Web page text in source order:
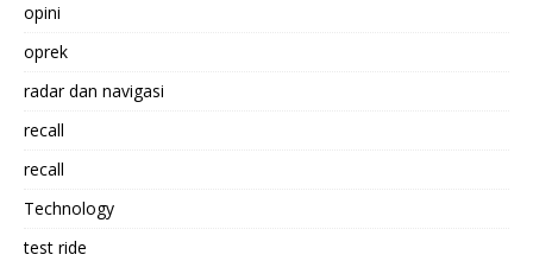
opini
oprek
radar dan navigasi
recall
recall
Technology
test ride